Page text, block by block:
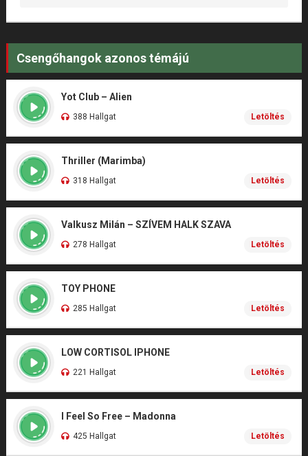
Csengőhangok azonos témájú
Yot Club – Alien
388 Hallgat Letöltés
Thriller (Marimba)
318 Hallgat Letöltés
Valkusz Milán – SZÍVEM HALK SZAVA
278 Hallgat Letöltés
TOY PHONE
285 Hallgat Letöltés
LOW CORTISOL IPHONE
221 Hallgat Letöltés
I Feel So Free – Madonna
425 Hallgat Letöltés